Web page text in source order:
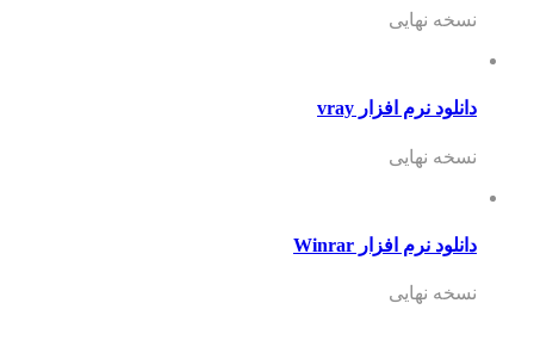
نسخه نهایی
دانلود نرم افزار vray
نسخه نهایی
دانلود نرم افزار Winrar
نسخه نهایی